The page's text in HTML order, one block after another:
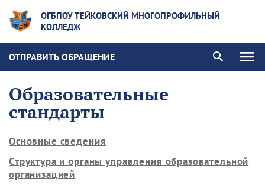
ОГБПОУ ТЕЙКОВСКИЙ МНОГОПРОФИЛЬНЫЙ
КОЛЛЕДЖ
ОТПРАВИТЬ ОБРАЩЕНИЕ
Образовательные
стандарты
Основные сведения
Структура и органы управления образовательной
организацией